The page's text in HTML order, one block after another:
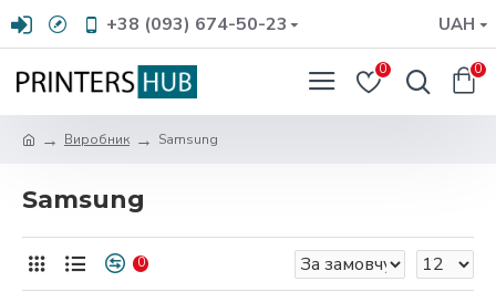
+38 (093) 674-50-23 UAH
0 0
Виробник Samsung
Samsung
0